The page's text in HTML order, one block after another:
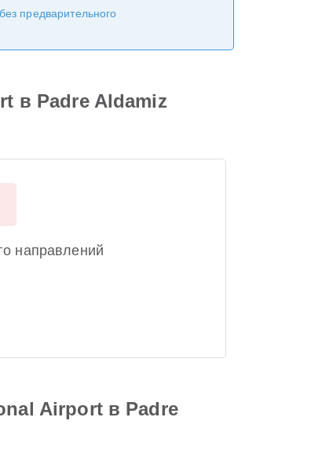
предварительного
в Padre Aldamiz
направлений
Airport в Padre